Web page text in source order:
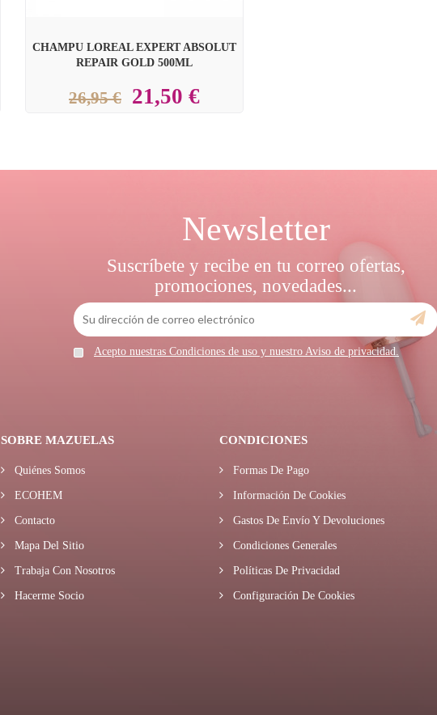
CHAMPU LOREAL EXPERT ABSOLUT
REPAIR GOLD 500ML
26,95 € 21,50 €
Newsletter
Suscríbete y recibe en tu correo ofertas,
promociones, novedades...
Acepto nuestras Condiciones de uso y nuestro Aviso de privacidad.
SOBRE MAZUELAS
Quiénes Somos
ECOHEM
Contacto
Mapa Del Sitio
Trabaja Con Nosotros
Hacerme Socio
CONDICIONES
Formas De Pago
Información De Cookies
Gastos De Envío Y Devoluciones
Condiciones Generales
Políticas De Privacidad
Configuración De Cookies